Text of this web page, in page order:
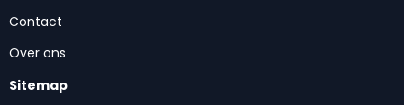
Contact
Over ons
Sitemap